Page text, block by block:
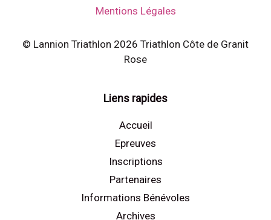
Mentions Légales
© Lannion Triathlon 2026 Triathlon Côte de Granit
Rose
Liens rapides
Accueil
Epreuves
Inscriptions
Partenaires
Informations Bénévoles
Archives